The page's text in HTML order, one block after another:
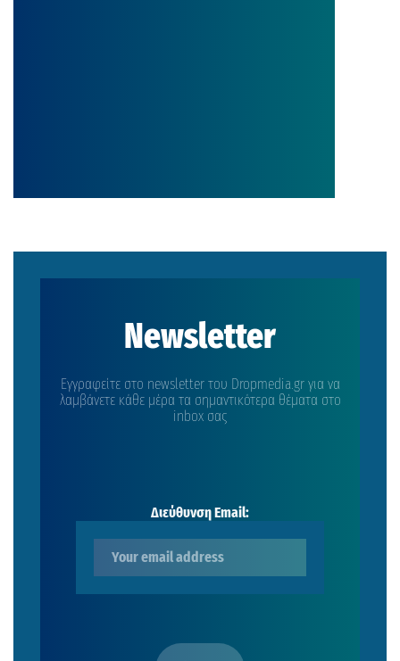
Newsletter
Εγγραφείτε στο newsletter του Dropmedia.gr για να
λαμβάνετε κάθε μέρα τα σημαντικότερα θέματα στο
inbox σας
Διεύθυνση Email: